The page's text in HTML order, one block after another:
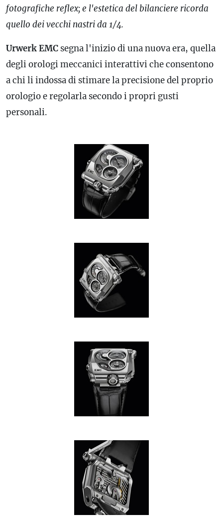
fotografiche reflex; e l'estetica del bilanciere ricorda
quello dei vecchi nastri da 1/4.
Urwerk EMC segna l'inizio di una nuova era, quella
degli orologi meccanici interattivi che consentono
a chi li indossa di stimare la precisione del proprio
orologio e regolarla secondo i propri gusti
personali.